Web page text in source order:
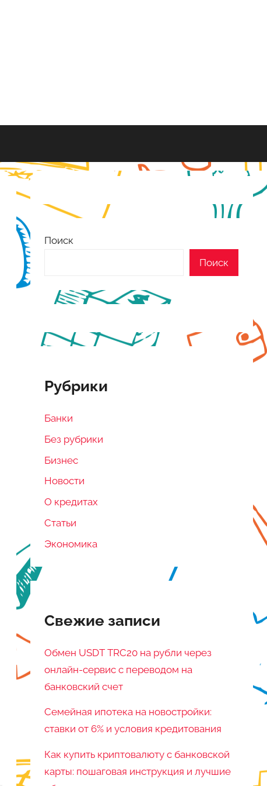
Поиск
Поиск
Рубрики
Банки
Без рубрики
Бизнес
Новости
О кредитах
Статьи
Экономика
Свежие записи
Обмен USDT TRC20 на рубли через
онлайн-сервис с переводом на
банковский счет
Семейная ипотека на новостройки:
ставки от 6% и условия кредитования
Как купить криптовалюту с банковской
карты: пошаговая инструкция и лучшие